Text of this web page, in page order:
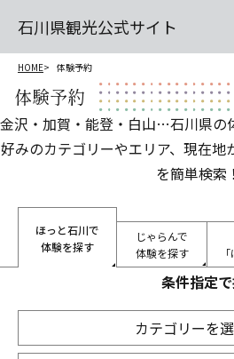
石川県観光公式サイト
HOME 体験予約
体験予約
金沢・加賀・能登・白山…石川県の
好みのカテゴリーやエリア、現在地
を簡単検索！
ほっと石川で
体験を探す
じゃらんで
体験を探す
条件指定
カテゴリーを